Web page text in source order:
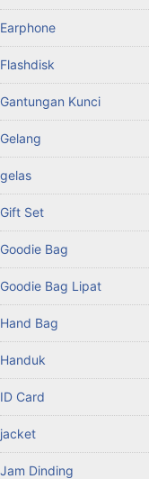
Earphone
Flashdisk
Gantungan Kunci
Gelang
gelas
Gift Set
Goodie Bag
Goodie Bag Lipat
Hand Bag
Handuk
ID Card
jacket
Jam Dinding